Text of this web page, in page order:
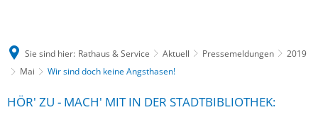
Sie sind hier: Rathaus & Service Aktuell Pressemeldungen
2019
Mai
Wir sind doch keine Angsthasen!
HÖR' ZU - MACH' MIT IN DER STADTBIBLIOTHEK: